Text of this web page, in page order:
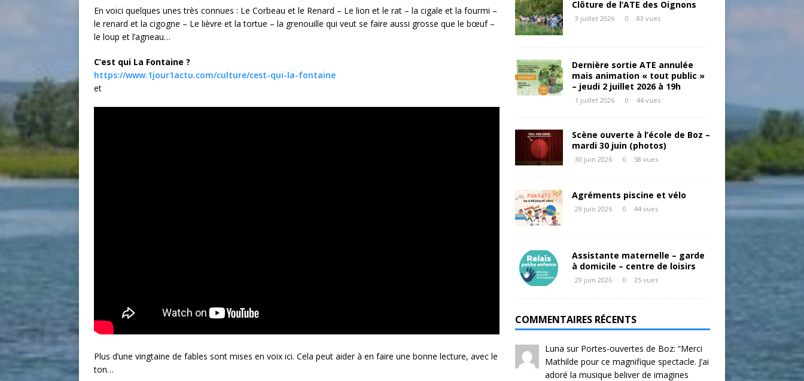
En voici quelques unes très connues : Le Corbeau et le Renard – Le lion et le rat – la cigale et la fourmi –
le renard et la cigogne – Le lièvre et la tortue – la grenouille qui veut se faire aussi grosse que le bœuf –
le loup et l’agneau…
C’est qui La Fontaine ?
https://www.1jour1actu.com/culture/cest-qui-la-fontaine
et
Plus d’une vingtaine de fables sont mises en voix ici. Cela peut aider à en faire une bonne lecture, avec le
ton…
Clôture de l’ATE des Oignons
3 juillet 2026 0 83 vues
Dernière sortie ATE annulée
mais animation « tout public »
– jeudi 2 juillet 2026 à 19h
1 juillet 2026 0 44 vues
Scène ouverte à l’école de Boz –
mardi 30 juin (photos)
30 juin 2026 0 58 vues
Agréments piscine et vélo
29 juin 2026 0 44 vues
Assistante maternelle – garde
à domicile – centre de loisirs
29 juin 2026 0 25 vues
COMMENTAIRES RÉCENTS
Luna sur Portes-ouvertes de Boz: “Merci
Mathilde pour ce magnifique spectacle. J’ai
adoré la musique beliver de imagines